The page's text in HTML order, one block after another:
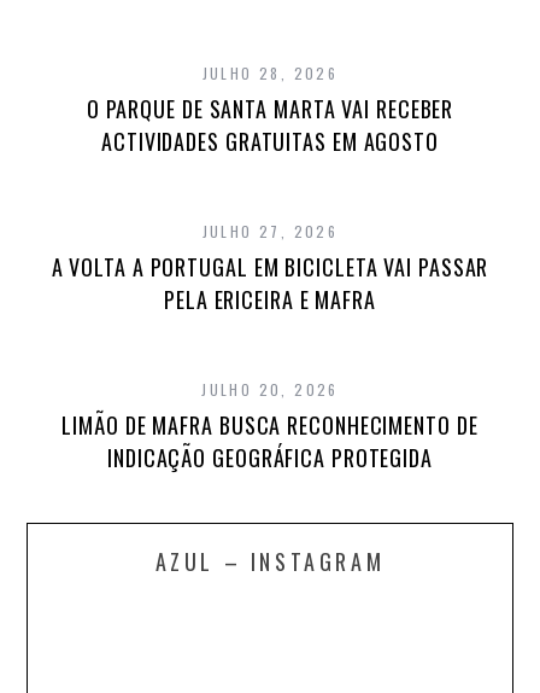
JULHO 28, 2026
O PARQUE DE SANTA MARTA VAI RECEBER
ACTIVIDADES GRATUITAS EM AGOSTO
JULHO 27, 2026
A VOLTA A PORTUGAL EM BICICLETA VAI PASSAR
PELA ERICEIRA E MAFRA
JULHO 20, 2026
LIMÃO DE MAFRA BUSCA RECONHECIMENTO DE
INDICAÇÃO GEOGRÁFICA PROTEGIDA
AZUL – INSTAGRAM